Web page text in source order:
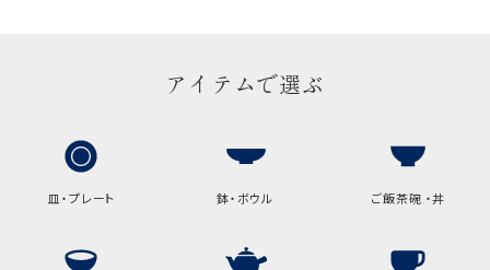
アイテムで選ぶ
皿・プレート 鉢・ボウル ご飯茶碗 ・丼